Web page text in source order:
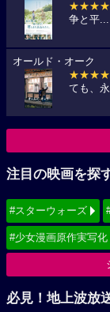
争と平...
オールド・オーク
ても、
注目の映画を探
#スターウォーズ
#少女漫画原作実写化
必見！地上波放